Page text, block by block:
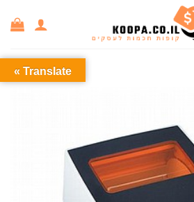
Translate »